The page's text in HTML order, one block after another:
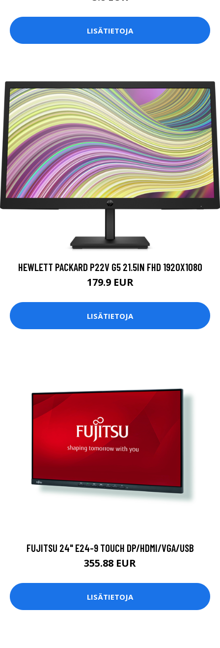
LISÄTIETOJA
HEWLETT PACKARD P22V G5 21.5IN FHD 1920X1080
179.9 EUR
LISÄTIETOJA
FUJITSU 24" E24-9 TOUCH DP/HDMI/VGA/USB
355.88 EUR
LISÄTIETOJA